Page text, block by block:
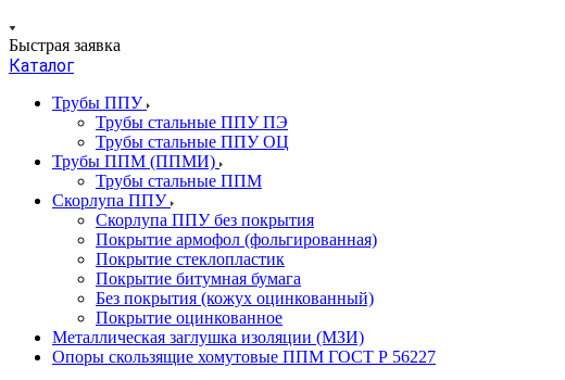
Быстрая заявка
Каталог
Трубы ППУ
Трубы стальные ППУ ПЭ
Трубы стальные ППУ ОЦ
Трубы ППМ (ППМИ)
Трубы стальные ППМ
Скорлупа ППУ
Скорлупа ППУ без покрытия
Покрытие армофол (фольгированная)
Покрытие стеклопластик
Покрытие битумная бумага
Без покрытия (кожух оцинкованный)
Покрытие оцинкованное
Металлическая заглушка изоляции (МЗИ)
Опоры скользящие хомутовые ППМ ГОСТ Р 56227